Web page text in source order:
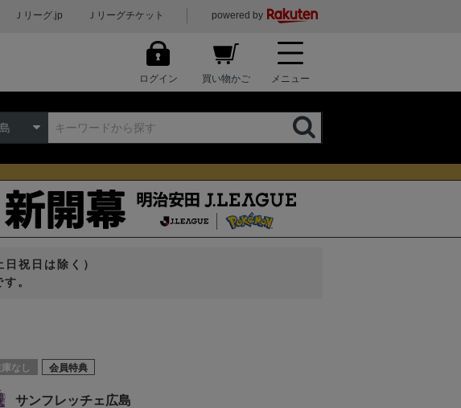
Ｊリーグ.jp Ｊリーグチケット powered by
ログイン 買い物かご メニュー
祝日は除く）
。
なし 会員特典
サンフレッチェ広島